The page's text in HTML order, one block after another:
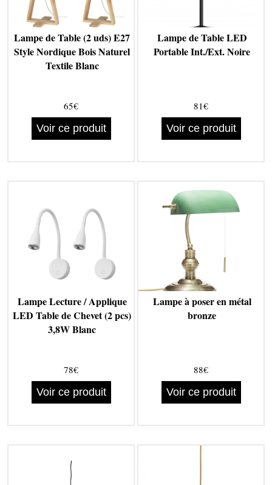
Lampe de Table (2 uds) E27
Style Nordique Bois Naturel
Textile Blanc
65€
Voir ce produit
Lampe de Table LED
Portable Int./Ext. Noire
81€
Voir ce produit
Lampe Lecture / Applique
LED Table de Chevet (2 pcs)
3,8W Blanc
78€
Voir ce produit
Lampe à poser en métal
bronze
88€
Voir ce produit